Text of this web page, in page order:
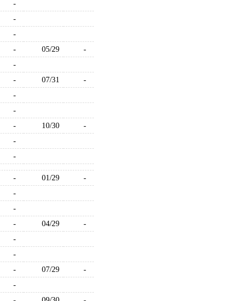
-
-
-
- 05/29
-
-
- 07/31
-
-
-
- 10/30
-
-
-
- 01/29
-
-
-
- 04/29
-
-
-
- 07/29
-
-